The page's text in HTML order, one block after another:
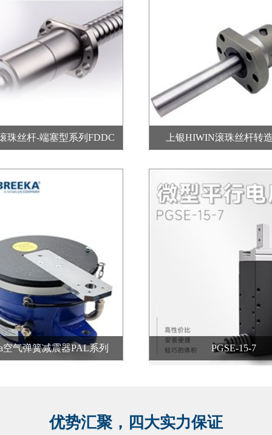
珠丝杆-端塞型系列FDDC 上银HIWIN滚珠丝杆转
空气弹簧减震器PAL系列 PGSE-15-7
优势汇聚，四大实力保证